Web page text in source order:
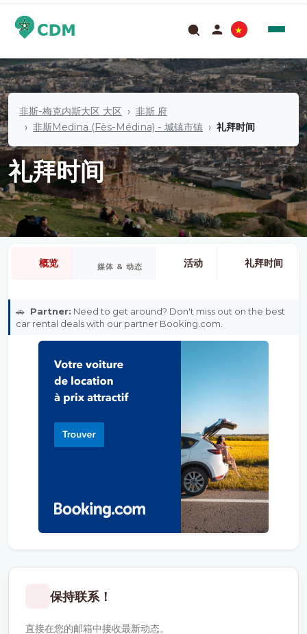
非斯-梅克内斯大区 大区
非斯 府
非斯Medina (Fès-Médina) - 城镇市镇
礼拜时间
礼拜时间
概览 媒体 & 动态 活动 礼拜时间
🚗 Partner: Need to get around? Don't miss out on the best
car rental deals with our partner Booking.com.
保持联系！
直接在您的邮箱中接收最新动态。